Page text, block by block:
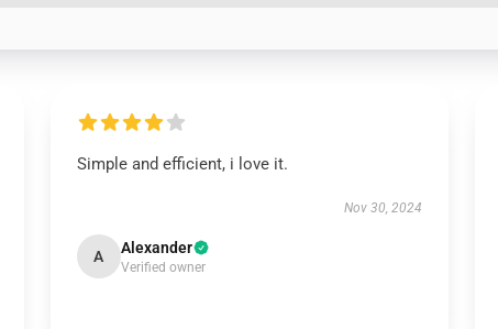
Simple and efficient, i love it.
Nov 30, 2024
A Alexander
Verified owner